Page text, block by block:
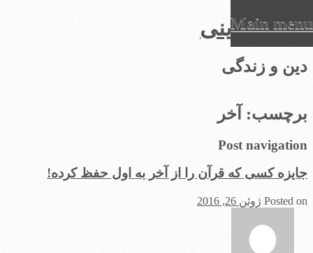
عرفان دینی
دین و زندگی
Main menu
to
content
برچسب: آخر
Post navigation
جایزه کسی که قرآن را از آخر به اول حفظ کرده!
Posted on ژوئن 26, 2016